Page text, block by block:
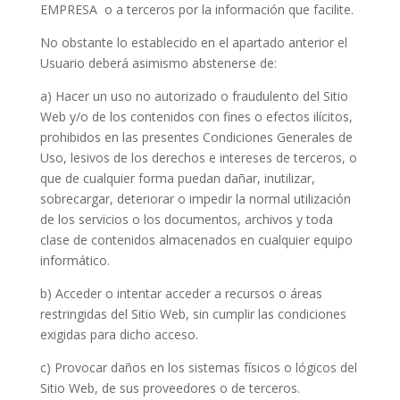
EMPRESA o a terceros por la información que facilite.
No obstante lo establecido en el apartado anterior el
Usuario deberá asimismo abstenerse de:
a) Hacer un uso no autorizado o fraudulento del Sitio
Web y/o de los contenidos con fines o efectos ilícitos,
prohibidos en las presentes Condiciones Generales de
Uso, lesivos de los derechos e intereses de terceros, o
que de cualquier forma puedan dañar, inutilizar,
sobrecargar, deteriorar o impedir la normal utilización
de los servicios o los documentos, archivos y toda
clase de contenidos almacenados en cualquier equipo
informático.
b) Acceder o intentar acceder a recursos o áreas
restringidas del Sitio Web, sin cumplir las condiciones
exigidas para dicho acceso.
c) Provocar daños en los sistemas físicos o lógicos del
Sitio Web, de sus proveedores o de terceros.